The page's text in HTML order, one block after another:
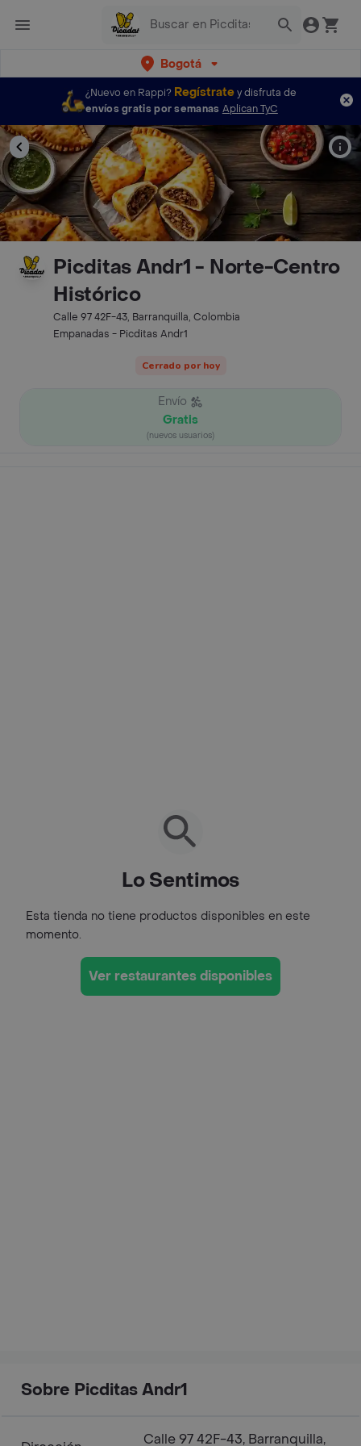
Bogotá
¿Nuevo en Rappi? Regístratey disfruta de
envíos gratis por semanas Aplican TyC
Picditas Andr1 - Norte-Centro
Histórico
Calle 97 42F-43, Barranquilla, Colombia
Empanadas - Picditas Andr1
Cerrado por hoy
Envío
Gratis
(nuevos usuarios)
Lo Sentimos
Esta tienda no tiene productos disponibles en este
momento.
Ver restaurantes disponibles
Sobre Picditas Andr1
Calle 97 42F-43, Barranquilla,